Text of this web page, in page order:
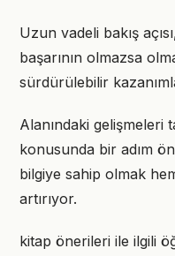
Uzun vadeli bakış
başarının olmazsa
sürdürülebilir
Alanındaki gelişmeleri
konusunda bir adım
bilgiye sahip olmak
artırıyor.
kitap önerileri ile ilgili